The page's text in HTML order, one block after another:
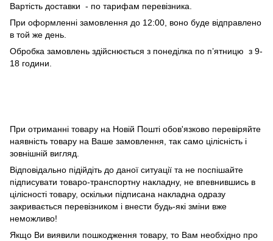
Вартість доставки - по тарифам перевізника.
При оформленні замовлення до 12:00, воно буде відправлено
в той же день.
Обробка замовлень здійснюється з понеділка по п’ятницю з 9-
18 години.
При отриманні товару на Новій Пошті обов'язково перевіряйте
наявність товару на Ваше замовлення, так само цілісність і
зовнішній вигляд.
Відповідально підійдіть до даної ситуації та не поспішайте
підписувати товаро-транспортну накладну, не впевнившись в
цілісності товару, оскільки підписана накладна одразу
закривається перевізником і внести будь-які зміни вже
неможливо!
Якщо Ви виявили пошкодження товару, то Вам необхідно про